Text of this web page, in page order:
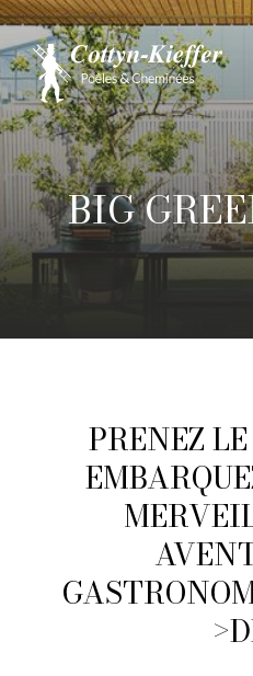
TERMIN SCH O RNS
TERMIN S CH RNS
BIG
PRENEZ